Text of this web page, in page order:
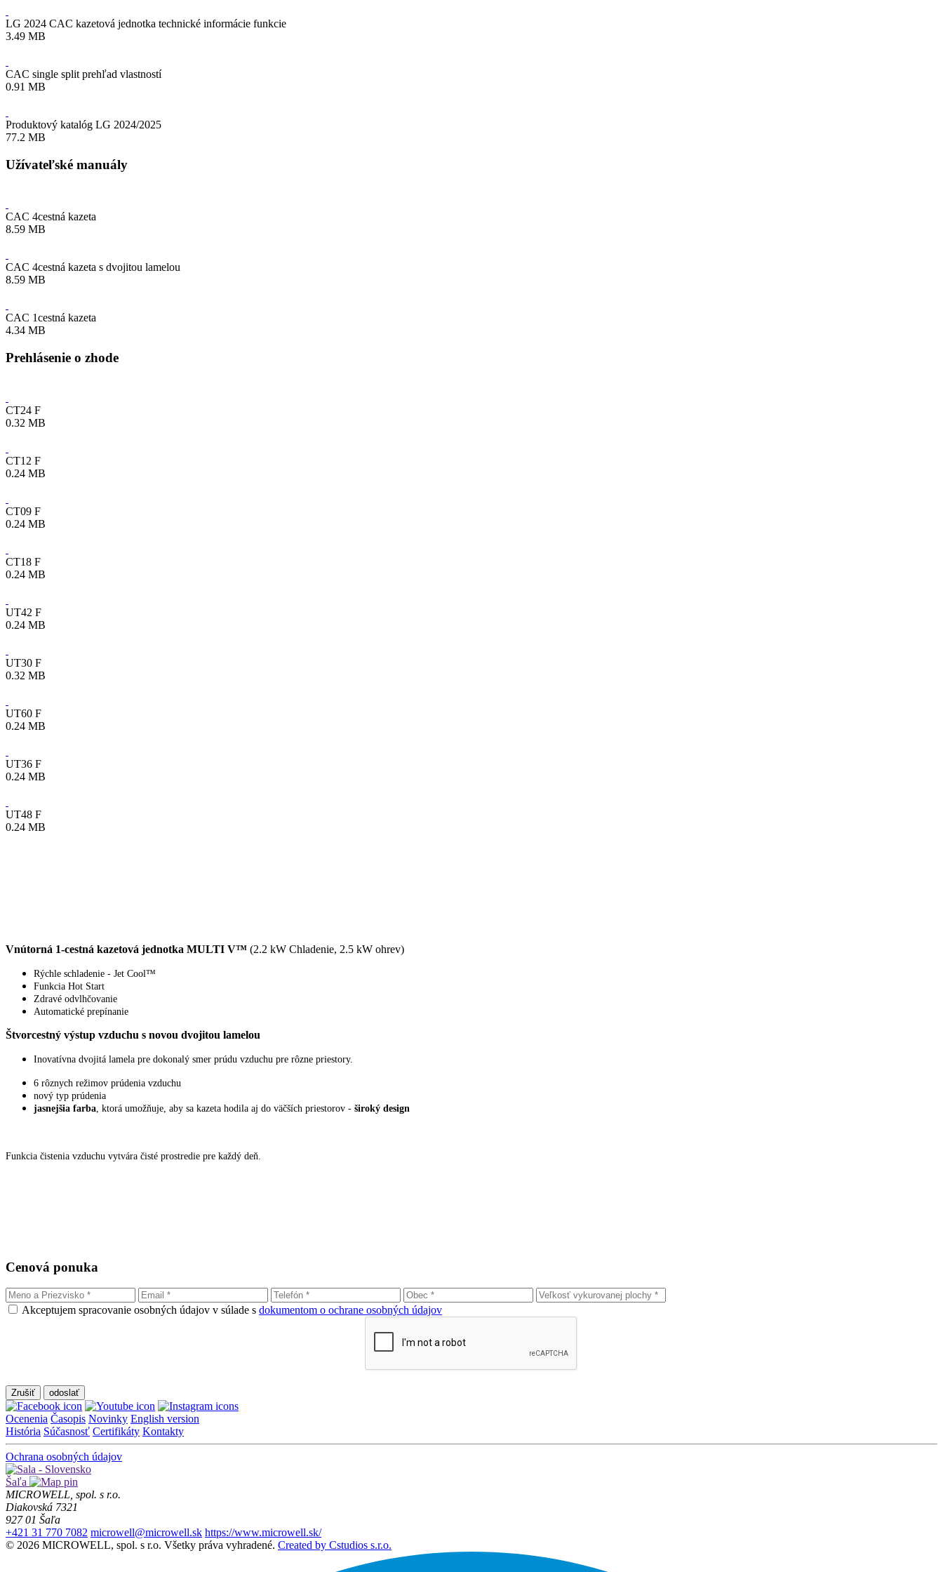
LG 2024 CAC kazetová jednotka technické informácie funkcie
3.49 MB
CAC single split prehľad vlastností
0.91 MB
Produktový katalóg LG 2024/2025
77.2 MB
Užívateľské manuály
CAC 4cestná kazeta
8.59 MB
CAC 4cestná kazeta s dvojitou lamelou
8.59 MB
CAC 1cestná kazeta
4.34 MB
Prehlásenie o zhode
CT24 F
0.32 MB
CT12 F
0.24 MB
CT09 F
0.24 MB
CT18 F
0.24 MB
UT42 F
0.24 MB
UT30 F
0.32 MB
UT60 F
0.24 MB
UT36 F
0.24 MB
UT48 F
0.24 MB
Vnútorná 1-cestná kazetová jednotka MULTI V™ (2.2 kW Chladenie, 2.5 kW ohrev)
Rýchle schladenie - Jet Cool™
Funkcia Hot Start
Zdravé odvlhčovanie
Automatické prepínanie
Štvorcestný výstup vzduchu s novou dvojitou lamelou
Inovatívna dvojitá lamela pre dokonalý smer prúdu vzduchu pre rôzne priestory.
6 rôznych režimov prúdenia vzduchu
nový typ prúdenia
jasnejšia farba , ktorá umožňuje, aby sa kazeta hodila aj do väčších priestorov - široký design
Funkcia čistenia vzduchu vytvára čisté prostredie pre každý deň.
Cenová ponuka
Akceptujem spracovanie osobných údajov v súlade s dokumentom o ochrane osobných údajov
Zrušiť
Ocenenia Časopis Novinky English version
História Súčasnosť Certifikáty Kontakty
Ochrana osobných údajov
Šaľa
MICROWELL, spol. s r.o.
Diakovská 7321
927 01 Šaľa
+421 31 770 7082 microwell@microwell.sk https://www.microwell.sk/
© 2026 MICROWELL, spol. s r.o. Všetky práva vyhradené. Created by Cstudios s.r.o.